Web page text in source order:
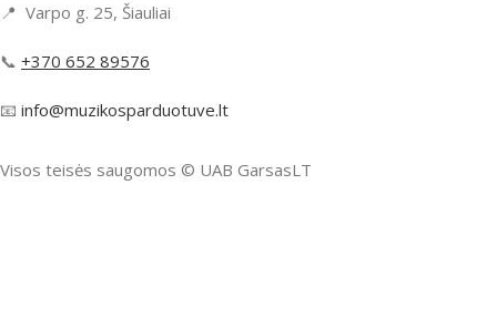
📍 Varpo g. 25, Šiauliai
📞 +370 652 89576
📧 info@muzikosparduotuve.lt
Visos teisės saugomos ©️ UAB GarsasLT